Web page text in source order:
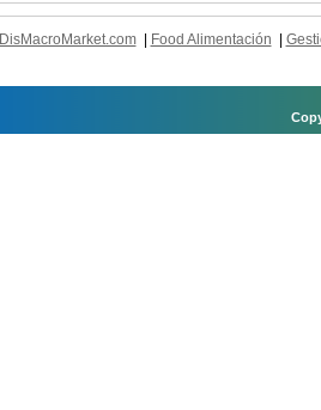
DisMacroMarket.com| Food Alimentación